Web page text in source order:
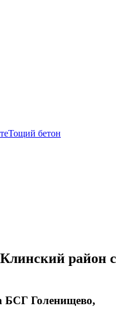
Тощий бетон
район с
БСГ Голенищево,